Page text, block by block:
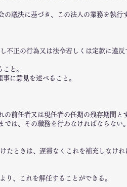
議決に基づき、この法人の業務を執行
不正の行為又は法令若しくは定款に違
と。
に意見を述べること。
前任者又は現任者の任期の残存期間と
は、その職務を行わなければならない
たときは、遅滞なくこれを補充しなけれ
、これを解任することができる。